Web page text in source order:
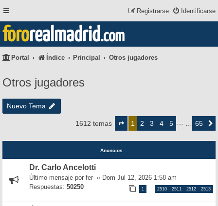
Identificarse
Registrarse
fororealmadrid.com
Portal Índice Principal Otros jugadores
Otros jugadores
Nuevo Tema
1612 temas
de
1 2 3 4 5 --- … 65
Anuncios
Dr. Carlo Ancelotti
Último mensaje por fer- « Dom Jul 12, 2026 1:58 am
Respuestas: 50250 1
…
2510 2511 2512 2513